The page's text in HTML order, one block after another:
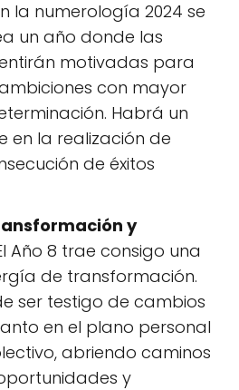
la numerología 2024 se
un año donde las
motivadas para
con mayor
Habrá un
en la realización de
de éxitos
y
Año 8 trae consigo una
de transformación.
ser testigo de cambios
en el plano personal
abriendo caminos
y